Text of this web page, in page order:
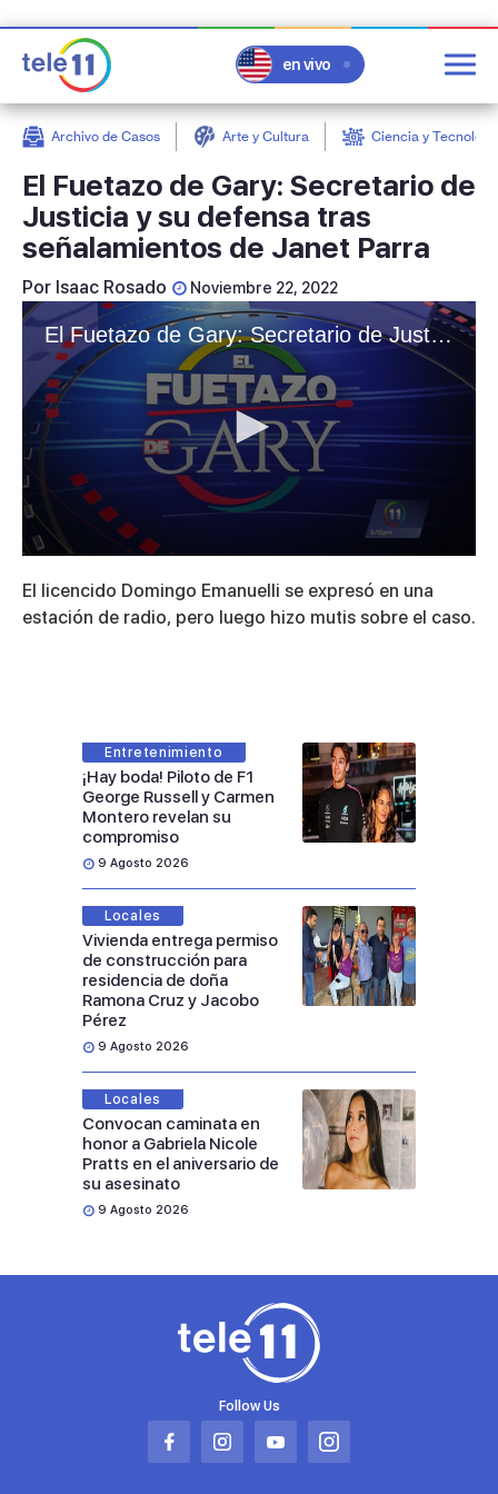
en vivo
Archivo de Casos Arte y Cultura Ciencia y
El Fuetazo de Gary: Secretario de
Justicia y su defensa tras
señalamientos de Janet Parra
Por Isaac Rosado Noviembre 22, 2022
El Fuetazo de Gary: Secretario de Justicia y su defensa tras señalamientos de Janet Parra
seconds
of
3
El licencido Domingo Emanuelli se expresó en una
estación de radio, pero luego hizo mutis sobre el caso.
Entretenimiento
¡Hay boda! Piloto de F1
George Russell y Carmen
Montero revelan su
compromiso
9 Agosto 2026
Locales
Vivienda entrega permiso
de construcción para
residencia de doña
Ramona Cruz y Jacobo
Pérez
9 Agosto 2026
Locales
Convocan caminata en
honor a Gabriela Nicole
Pratts en el aniversario de
su asesinato
9 Agosto 2026
Follow Us
Abrir
Abrir
Abrir
Abrir
post